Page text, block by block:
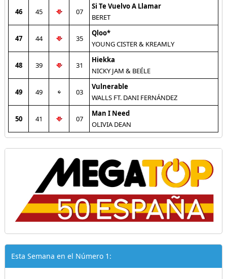
46 45 07
Si Te Vuelvo A Llamar
BERET
47 44 35
Qloo*
YOUNG CISTER & KREAMLY
48 39 31
Hiekka
NICKY JAM & BEÉLE
49 49 03
Vulnerable
WALLS FT. DANI FERNÁNDEZ
50 41 07
Man I Need
OLIVIA DEAN
Esta Semana en el Número 1: